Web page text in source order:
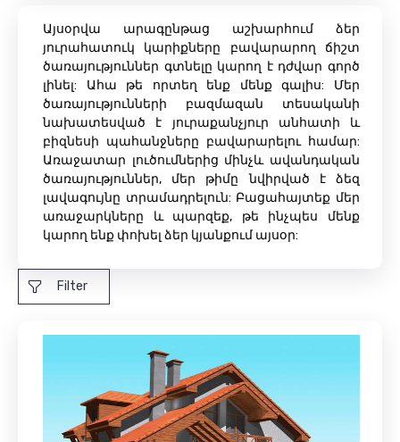
Այսօրվա արագընթաց աշխարհում ձեր
յուրահատուկ կարիքները բավարարող ճիշտ
ծառայություններ գտնելը կարող է դժվար գործ
լինել: Ահա թե որտեղ ենք մենք գալիս: Մեր
ծառայությունների բազմազան տեսականի
նախատեսված է յուրաքանչյուր անհատի և
բիզնեսի պահանջները բավարարելու համար:
Առաջատար լուծումներից մինչև ավանդական
ծառայություններ, մեր թիմը նվիրված է ձեզ
լավագույնը տրամադրելուն: Բացահայտեք մեր
առաջարկները և պարզեք, թե ինչպես մենք
կարող ենք փոխել ձեր կյանքում այսօր:
Filter